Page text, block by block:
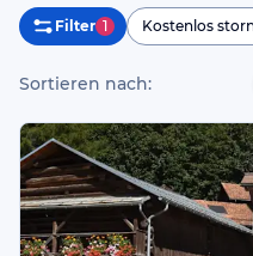
Filter 1 Kostenlos
Sortieren nach: